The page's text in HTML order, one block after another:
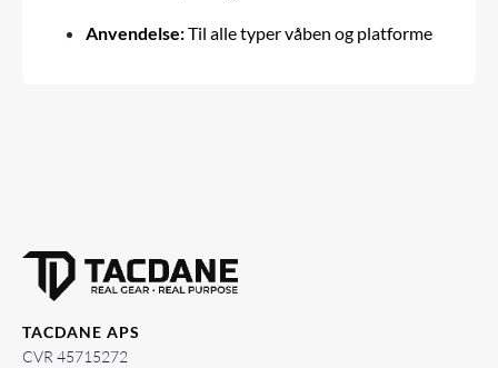
Anvendelse:Til alle typervåben og platforme
TACDANE APS
CVR 45715272